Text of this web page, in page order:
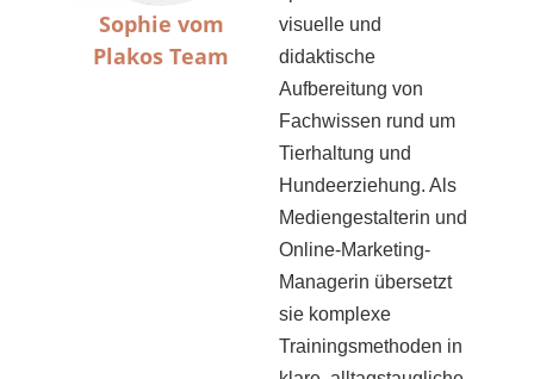
Sophie vom
Plakos Team
visuelle und
didaktische
Aufbereitung von
Fachwissen rund um
Tierhaltung und
Hundeerziehung. Als
Mediengestalterin und
Online-Marketing-
Managerin übersetzt
sie komplexe
Trainingsmethoden in